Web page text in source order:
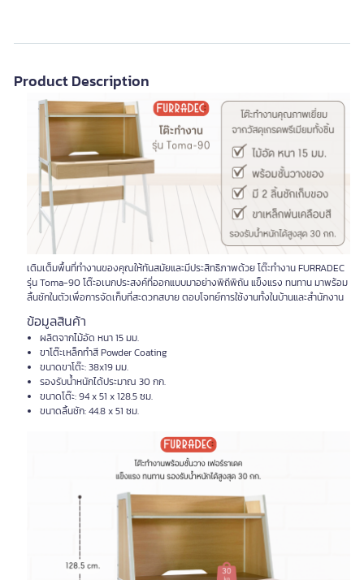
Product Description
เติมเต็มพื้นที่ทำงานของคุณให้ทันสมัยและมีประสิทธิภาพด้วย โต๊ะทำงาน FURRADEC
รุ่น Toma-90 โต๊ะอเนกประสงค์ที่ออกแบบมาอย่างพิถีพิถัน แข็งแรง ทนทาน มาพร้อม
ลิ้นชักในตัวเพื่อการจัดเก็บที่สะดวกสบาย ตอบโจทย์การใช้งานทั้งในบ้านและสำนักงาน
ข้อมูลสินค้า
ผลิตจากไม้อัด หนา 15 มม.
ขาโต๊ะเหล็กทำสี Powder Coating
ขนาดขาโต๊ะ: 38x19 มม.
รองรับน้ำหนักได้ประมาณ 30 กก.
ขนาดโต๊ะ: 94 x 51 x 128.5 ซม.
ขนาดลิ้นชัก: 44.8 x 51 ซม.